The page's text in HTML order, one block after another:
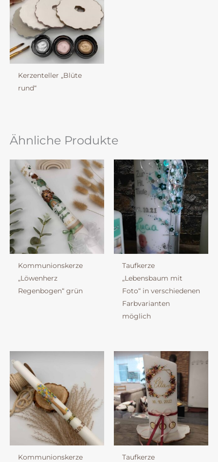
Kerzenteller „Blüte
rund“
Ähnliche Produkte
Kommunionskerze
„Löwenherz
Regenbogen“ grün
Taufkerze
„Lebensbaum mit
Foto“ in verschiedenen
Farbvarianten
möglich
Kommunionskerze
Taufkerze